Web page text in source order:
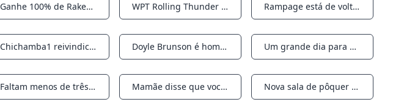
Notifications Ganhe 100% de Rakeback no WPT Global durante todo o mês de março Notifications WPT Rolling Thunder Championship acontece de 23 a 26 de março em NorCal Notifications Rampage está de volta! Poker Vlogger ganha um pote de $ 475.000 contra Nik Airball na mão ao vivo do Epic Hustler Casino
Notifications Chichamba1 reivindica a maior pontuação do WPT Global KO Series até agora Notifications Doyle Brunson é homenageado, WPT e PokerStars ganham em grande no 5º Global Poker Awards Anual Notifications Um grande dia para o pôquer: Legend of the Felt Barny Boatman completa longo caminho até o título do evento principal do EPT
Notifications Faltam menos de três semanas para o WPT Prime Amsterdam Festival 2024 Notifications Mamãe disse que você está fora! WPT Global lança série KO de mais de US$ 2 milhões Notifications Nova sala de pôquer Venetian será inaugurada neste verão; Será o maior de Las Vegas